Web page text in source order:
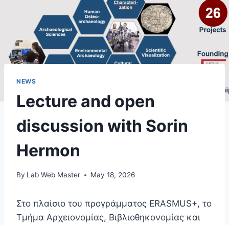
NEWS
Lecture and open
discussion with Sorin
Hermon
By Lab Web Master May 18, 2026
Στο πλαίσιο του προγράμματος ERASMUS+, το
Τμήμα Αρχειονομίας, Βιβλιοθηκονομίας και